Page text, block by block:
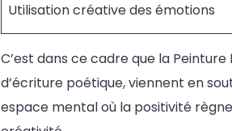
Utilisation créative des émotions
C’est dans ce cadre que la
d’écriture poétique, viennent en
espace mental où la positivité